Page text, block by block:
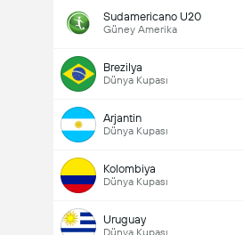
Sudamericano U20
Güney Amerika
Brezilya
Dünya Kupası
Arjantin
Dünya Kupası
Kolombiya
Dünya Kupası
Uruguay
Dünya Kupası